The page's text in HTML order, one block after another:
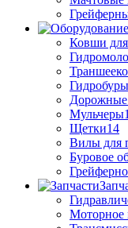
Ковши для
Гидробуры
Мульчеры1
Щетки14
Вилы для
Буровое
Моторное